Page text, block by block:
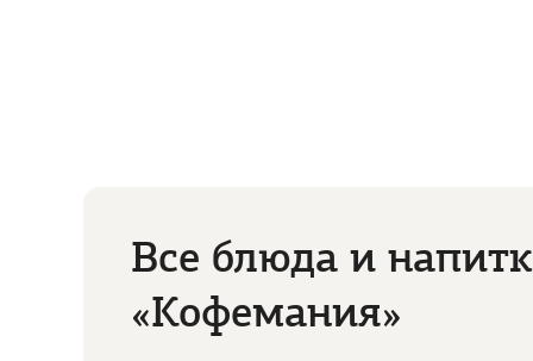
Все блюда и
«Кофемания»